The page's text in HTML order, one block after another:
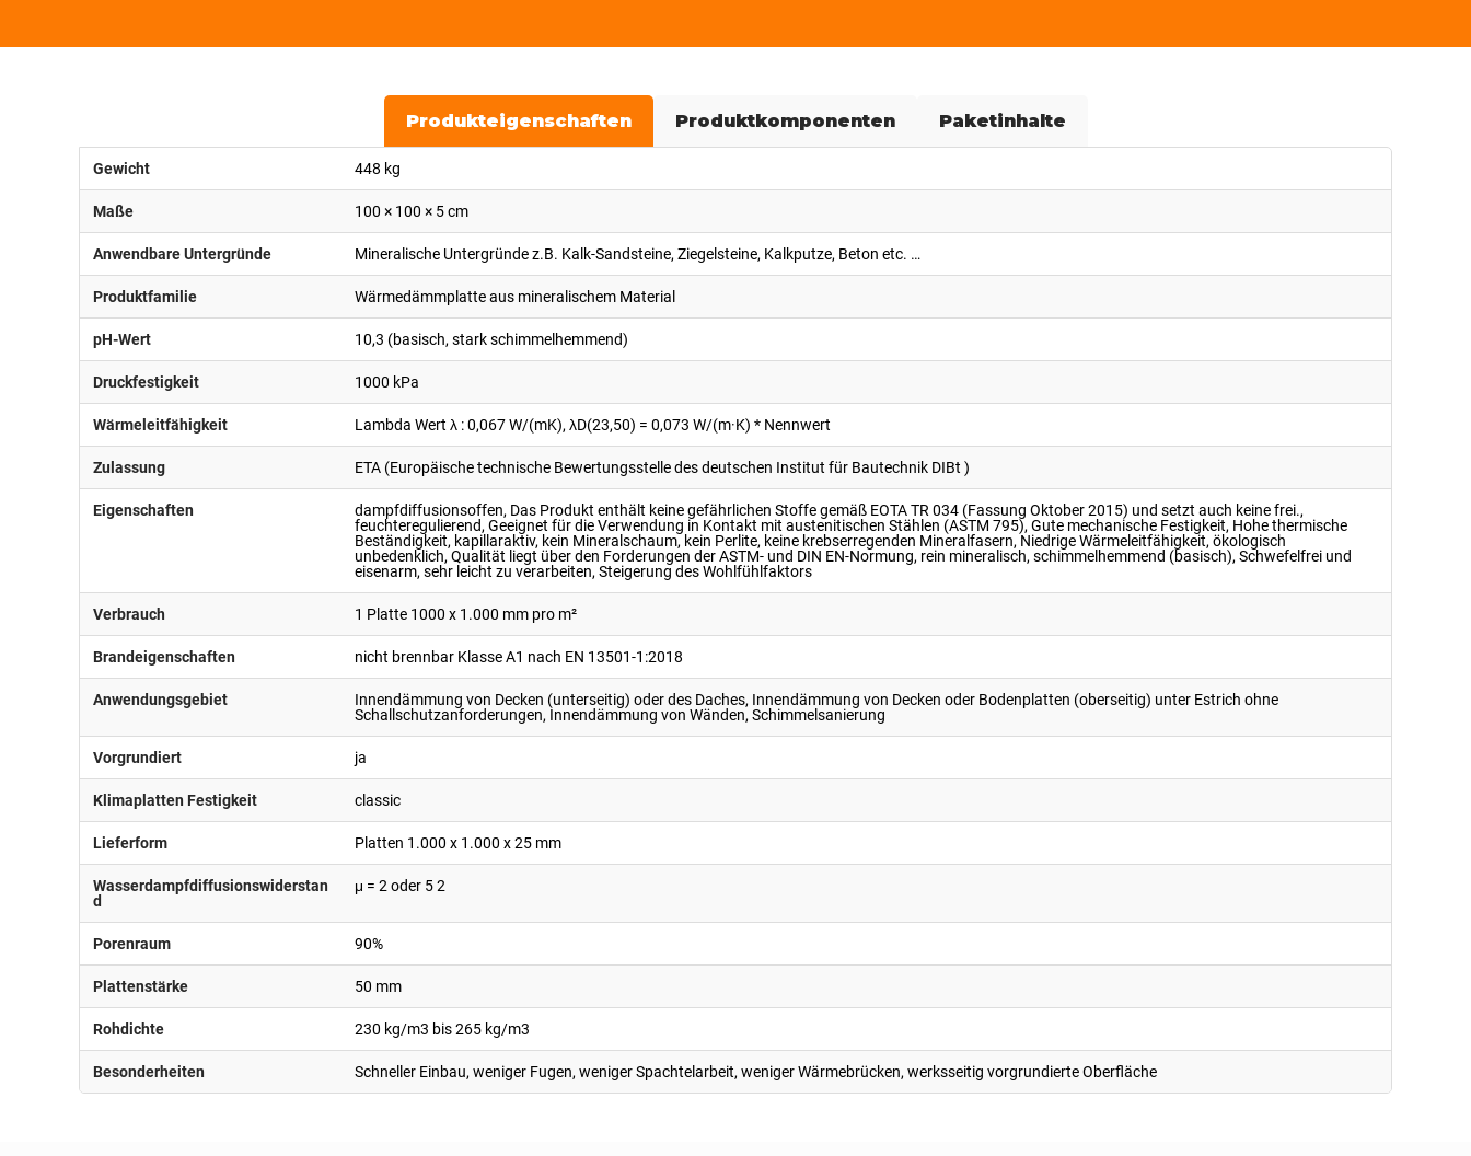
Produkteigenschaften Produktkomponenten Paketinhalte
Gewicht 448 kg
Maße 100 × 100 × 5 cm
Anwendbare Untergründe Mineralische Untergründe z.B. Kalk-Sandsteine, Ziegelsteine, Kalkputze, Beton etc. …
Produktfamilie Wärmedämmplatte aus mineralischem Material
pH-Wert 10,3 (basisch, stark schimmelhemmend)
Druckfestigkeit 1000 kPa
Wärmeleitfähigkeit Lambda Wert λ : 0,067 W/(mK), λD(23,50) = 0,073 W/(m·K) * Nennwert
Zulassung ETA (Europäische technische Bewertungsstelle des deutschen Institut für Bautechnik DIBt )
Eigenschaften
dampfdiffusionsoffen, Das Produkt enthält keine gefährlichen Stoffe gemäß EOTA TR 034 (Fassung Oktober 2015) und setzt auch keine frei.,
feuchteregulierend, Geeignet für die Verwendung in Kontakt mit austenitischen Stählen (ASTM 795), Gute mechanische Festigkeit, Hohe thermische
Beständigkeit, kapillaraktiv, kein Mineralschaum, kein Perlite, keine krebserregenden Mineralfasern, Niedrige Wärmeleitfähigkeit, ökologisch
unbedenklich, Qualität liegt über den Forderungen der ASTM- und DIN EN-Normung, rein mineralisch, schimmelhemmend (basisch), Schwefelfrei und
eisenarm, sehr leicht zu verarbeiten, Steigerung des Wohlfühlfaktors
Verbrauch 1 Platte 1000 x 1.000 mm pro m²
Brandeigenschaften nicht brennbar Klasse A1 nach EN 13501-1:2018
Anwendungsgebiet
Innendämmung von Decken (unterseitig) oder des Daches, Innendämmung von Decken oder Bodenplatten (oberseitig) unter Estrich ohne
Schallschutzanforderungen, Innendämmung von Wänden, Schimmelsanierung
Vorgrundiert ja
Klimaplatten Festigkeit classic
Lieferform Platten 1.000 x 1.000 x 25 mm
Wasserdampfdiffusionswiderstan
d
μ = 2 oder 5 2
Porenraum 90%
Plattenstärke 50 mm
Rohdichte 230 kg/m3 bis 265 kg/m3
Besonderheiten Schneller Einbau, weniger Fugen, weniger Spachtelarbeit, weniger Wärmebrücken, werksseitig vorgrundierte Oberfläche